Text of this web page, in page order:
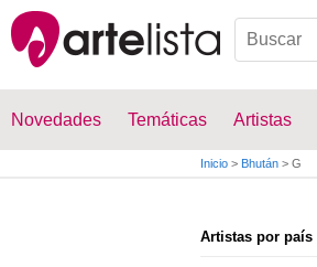
Novedades Temáticas Artistas
Inicio > Bhután > G
Artistas por país